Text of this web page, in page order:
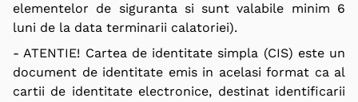
elementelor de siguranta si sunt valabile minim 6
luni de la data terminarii calatoriei).
- ATENTIE! Cartea de identitate simpla (CIS) este un
document de identitate emis in acelasi format ca al
cartii de identitate electronice, destinat identificarii